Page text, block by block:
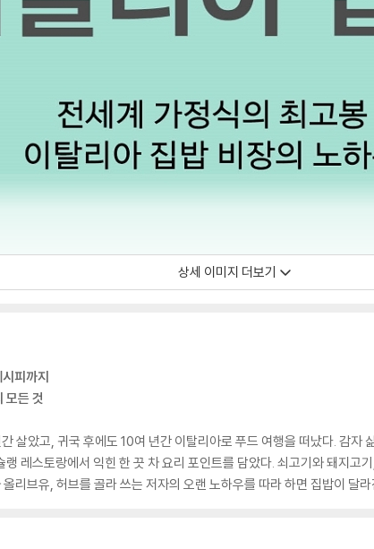
상세 이미지 더보기
피까지
모든 것
살았고, 귀국 후에도 10여 년간 이탈리아로 푸드 여행을 떠났다. 감자
레스토랑에서 익힌 한 끗 차 요리 포인트를 담았다. 쇠고기와 돼지고
리브유, 허브를 골라 쓰는 저자의 오랜 노하우를 따라 하면 집밥이 달